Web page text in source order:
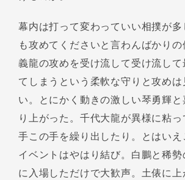
幕内は打って変わっていい相撲が
も攻めてくださいと言わんばかり
義龍の攻めを受け流して受け流し
てしまうという柔軟な守りと攻め
い。とにかく動きの激しい琴勇輝
り上がった。千代大龍が異様に粘
手この手を繰り出したり。とはい
イベントはやはり結び。白鵬と稀
に入場しただけで大歓声。土俵に